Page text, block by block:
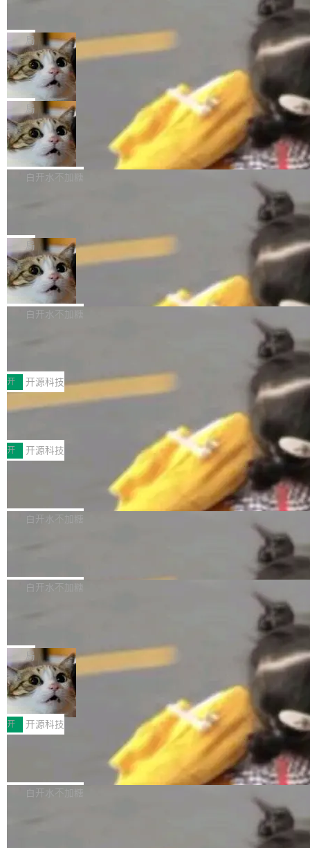
Harness 负责把能力落到真实环境中——调用工
具、读写文件、管理上下文、处理错误、完成闭
环。崔添翼招人的标...
理解、推理、生成与编辑，还仅以 8B-MoT 的轻
量大小，将能力推进到4K、更精细的真实质感、
更复杂的视觉控制和可持续迭代编辑。 相比 U
1，U1.5-Lite-Preview 在以下方向上带来了显著
提升： 原生支持4K图像生成； 更精细的局部纹
理、细节与真实世界质感； 更准确的中英文文字
生成与复杂版式组织； 更稳定的图...
nap。这次是 hwctl——一个用来检查 Ubuntu
硬件认证状态的命令行工具。 Canonical 工程师
Alan Griffiths 在邮件列表中说得很直白：「hwc
tl 是一个 Ubuntu 专有的包，它和它的依赖项都
是 Ubuntu 专有的，不会用在其他发行版上。」
所以 deb 版本的受众实际上为零。既然只有 Ub
untu 用户在用，那用 snap 打包就没什么可纠结
的。 从 deb 到 snap 的迁移路径 hwctl 是 rust-
hwlib 硬件 API 库的一部分，命令行工具负责查
局
Dario Amodei 担心新人来 Anthropic
只为金钱，不为使命
顶级 AI 研究员在两家公司之间来回跳，中间只
隔了几天。 Lilian Weng 上周刚宣布因健康原因
离开 Thinking Machines Lab，说自己作为联合
创始人的角色「太累了」。几天后，The Inform
ation 就曝出她将重回 OpenAI，负责递归自我
改进方向的研究。她是 Thinking Machines 过
一在人才争夺战中失血的公司。六月，Google
连失两员大将：Noam Shazeer 去了 Op...
局
FFmpeg 9.0 发布
FFmpeg 9.0 现已发布，包含多项改进。官方更
新日志列出的 9.0 版本主要更新内容如下： 扩
er HE-AAC 960 解码 (DAB+) transpose_cuda
filter 添加 AMF Frame Rate Converter (vf_frc
_amf) filter SMPTE 2094-50 元数据支持和直
通 ProRes RAW VideoToolbox 硬件加速器 AP
V ...
白开水不加糖
Code 在 X 上发帖：「DeepSeek Flash did 8T
tokens on August 1st. 5T of free usage + 3T
on OpenCode Go.」79.8 万次浏览，连带着 #
DeepSeek一天消耗了8万亿# 上了微博热搜——
注意这是 OpenCode 一家的消耗。 OpenCode
不完。」5T 来自免费额度，3T 来自 Go...
局
NetBSD 11.0 正式发布
NetBSD 11.0 现已正式发布，这是 NetBSD 操
作系统的第十八个主要版本。 自 NetBSD 10.1
ve JH71XX 的设备，例如 VisionFive 2、PINE
64 STAR64，以及 QEMU。 增强了对 POSIX.1
-2024 和 C23 编程接口标准的兼容性。 compat
_linux(8) 增强了对 Linux 系统调用的支持，包
括 epoll（围绕 kqueue 实现）、POSIX 消息队
列、...
白开水不加糖
案
享会在上海举办。鸿蒙生态的全场景智慧营销平
台鲸鸿动能协同华为游戏中心，面向游戏行业开
发者及生态伙伴，系统呈现了平台在游戏领域的
完整能力版图——从IAP高价值用户的全周期经
营、到IAA游戏的“买变一体”正循环、再到联运与
广告协同的全链路经营闭环，以及面向全球市场
的出海增长布局。 华为终端云业务商业化销售负
责人在开场致辞中表示，游戏开发者的核心诉求
已不再是“多一个投放渠道”，而是一套能够持续
高质量游戏...
开 开源科技
技嘉X3D系列再添新成员 B850 AORU
面向AMD Ryzen X3D处理器玩家，技嘉X3D系
列主板阵容迎来新成员——B850 AORUS ELITE
X3D。作为面向主流高性能平台打造的全新主板
产品，B850 AORUS ELITE X3D延续技嘉在X3
D平台优化上的技术积累，旨在为游戏玩家带来
更稳定、更高效的装机选择。 B850 AORUS ELI
式2.0，可根据不同使用场景释放处理器潜力，
开 开源科技
Zadig v5.0 发布：AI 发布专员与 AI 审
我们团队这几天最大的卡点不是 AI 写得不够
好，是 AI 写得太好了。 好到审查排期从两天的
过 1528 名开发者，85% 说 AI 把瓶颈从写代码
白开水不加糖
数据库，有一个图形后端。作为一个原生的 Gra
布，具体更新内容包括： feat(zero)：Zero 现
支持 --security superflag（token=...;whitelist
=...），与 Alpha 版本的格式一致，并据此对其
管理 HTTP 端点进行授权。 <blockquote> <p>
<span><strong>警告：</strong>&nbsp;Zero
的 admin ...
白开水不加糖
块钱的玩意儿——一根小竹签，一个竹筒，一头
系着涂了松香的线。甩起来，竹膜震动，发出“哇
——哇”的蝉鸣声。实物越来越难找了，有开发者
把它做成了 Web 玩具，放在 zhuzhiliao.imsai.c
c 上，并在 GitHub 开源。 玩法很简单：按住屏
幕画圈，或者直接甩手机。页面会实时显示转速
（圈/秒），声音来自真实竹知了录音的 1.72 秒
采样，无缝循环。音频解码失败时，还有一套合
成兜底——锯齿波振荡器模拟脉冲，并联带通共
局
30倍效率升级：解锁医学影像数据要素
价值化的真实路径
完成一例腹部CT影像标注，张医生过去需要约1
20个小时。他必须在数百张连续影像上，一笔一
笔勾画边界，一层一层识别肌肉组织。如今，使
用东软飞标医学影像标注平台，同样的工作缩短
至4小时，效率提升30倍。 这组数字背后，改变
的不只是速度，而是把医学影像转化为AI能力的
开 开源科技
Apache Dubbo-go v3.3.2 正式发布
这个版本面向生产环境，重心在内核稳定性。我
们彻底收敛了旧配置体系，扩展了 Triple 协议与
白开水不加糖